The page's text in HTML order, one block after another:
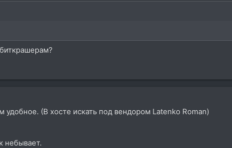
(В хосте искать под вендором Latenko Roman)
небывает.